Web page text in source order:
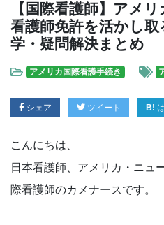
【国際看護師】アメ
看護師免許を活かし
学・疑問解決まとめ
アメリカ国際看護手続き
シェア ツイート
こんにちは、
日本看護師、アメリカ・ニュ
際看護師のカメナースです。